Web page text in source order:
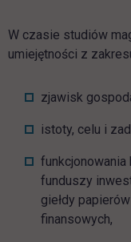
W czasie studiów
umiejętności z
zjawisk
istoty, celu i
funkcjonowania
funduszy
giełdy
finansowych,